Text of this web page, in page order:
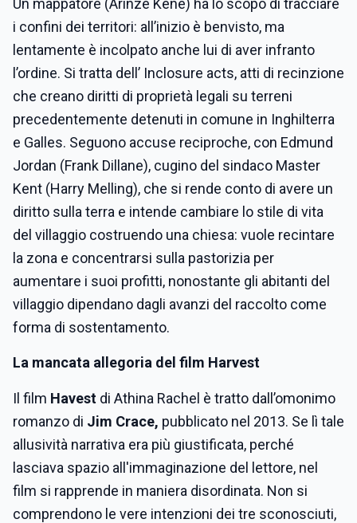
Un mappatore (Arinzé Kene) ha lo scopo di tracciare
i confini dei territori: all’inizio è benvisto, ma
lentamente è incolpato anche lui di aver infranto
l’ordine. Si tratta dell’ Inclosure acts, atti di recinzione
che creano diritti di proprietà legali su terreni
precedentemente detenuti in comune in Inghilterra
e Galles. Seguono accuse reciproche, con Edmund
Jordan (Frank Dillane), cugino del sindaco Master
Kent (Harry Melling), che si rende conto di avere un
diritto sulla terra e intende cambiare lo stile di vita
del villaggio costruendo una chiesa: vuole recintare
la zona e concentrarsi sulla pastorizia per
aumentare i suoi profitti, nonostante gli abitanti del
villaggio dipendano dagli avanzi del raccolto come
forma di sostentamento.
La mancata allegoria del film Harvest
Il film Havest di Athina Rachel è tratto dall’omonimo
romanzo di Jim Crace, pubblicato nel 2013. Se lì tale
allusività narrativa era più giustificata, perché
lasciava spazio all'immaginazione del lettore, nel
film si rapprende in maniera disordinata. Non si
comprendono le vere intenzioni dei tre sconosciuti,